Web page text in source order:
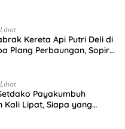
Kereta Api Putri Deli di
Plang Perbaungan, Sopir
Payakumbuh
Kali Lipat, Siapa yang